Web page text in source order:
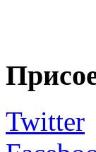
Twitter